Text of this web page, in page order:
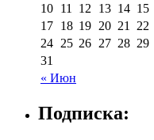
« Июн
10 11 12 13 14 15
17 18 19 20 21 22
24 25 26 27 28 29
31
Подписка: